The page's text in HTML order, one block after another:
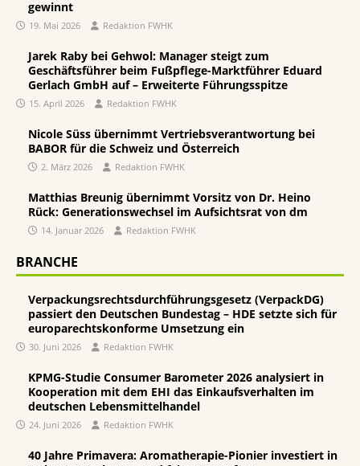
gewinnt
19. Mai 2026 Redaktion FWHK
Jarek Raby bei Gehwol: Manager steigt zum
Geschäftsführer beim Fußpflege-Marktführer Eduard
Gerlach GmbH auf – Erweiterte Führungsspitze
15. April 2026 Redaktion FWHK
Nicole Süss übernimmt Vertriebsverantwortung bei
BABOR für die Schweiz und Österreich
2. März 2026 Redaktion FWHK
Matthias Breunig übernimmt Vorsitz von Dr. Heino
Rück: Generationswechsel im Aufsichtsrat von dm
14. Januar 2026 Redaktion FWHK
BRANCHE
Verpackungsrechtsdurchführungsgesetz (VerpackDG)
passiert den Deutschen Bundestag – HDE setzte sich für
europarechtskonforme Umsetzung ein
30. Juni 2026 Redaktion FWHK
KPMG-Studie Consumer Barometer 2026 analysiert in
Kooperation mit dem EHI das Einkaufsverhalten im
deutschen Lebensmittelhandel
24. Juni 2026 Redaktion FWHK
40 Jahre Primavera: Aromatherapie-Pionier investiert in